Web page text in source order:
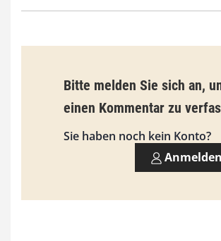
Bitte melden Sie sich an,
einen Kommentar zu
Sie haben noch kein Konto?
Anmelden